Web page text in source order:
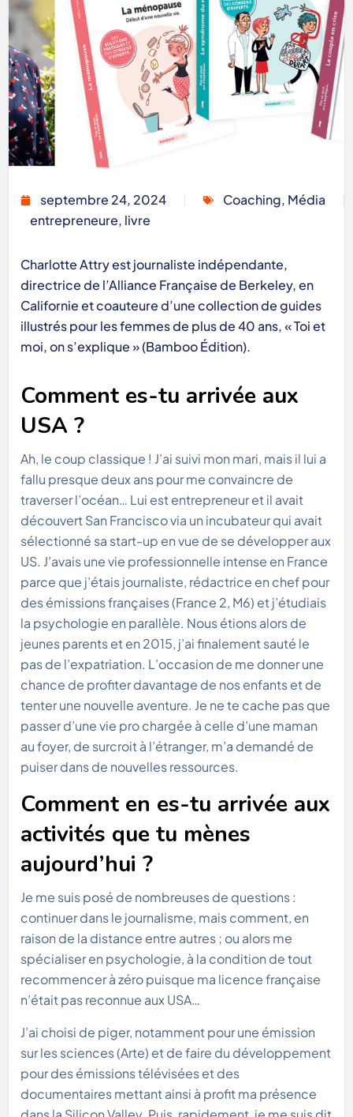
septembre 24, 2024 Coaching, Média
entrepreneure, livre
Charlotte Attry est journaliste indépendante,
directrice de l’Alliance Française de Berkeley, en
Californie et coauteure d’une collection de guides
illustrés pour les femmes de plus de 40 ans, « Toi et
moi, on s’explique » (Bamboo Édition).
Comment es-tu arrivée aux
USA ?
Ah, le coup classique ! J’ai suivi mon mari, mais il lui a
fallu presque deux ans pour me convaincre de
traverser l’océan… Lui est entrepreneur et il avait
découvert San Francisco via un incubateur qui avait
sélectionné sa start-up en vue de se développer aux
US. J’avais une vie professionnelle intense en France
parce que j’étais journaliste, rédactrice en chef pour
des émissions françaises (France 2, M6) et j’étudiais
la psychologie en parallèle. Nous étions alors de
jeunes parents et en 2015, j’ai finalement sauté le
pas de l’expatriation. L’occasion de me donner une
chance de profiter davantage de nos enfants et de
tenter une nouvelle aventure. Je ne te cache pas que
passer d’une vie pro chargée à celle d’une maman
au foyer, de surcroit à l’étranger, m’a demandé de
puiser dans de nouvelles ressources.
Comment en es-tu arrivée aux
activités que tu mènes
aujourd’hui ?
Je me suis posé de nombreuses de questions :
continuer dans le journalisme, mais comment, en
raison de la distance entre autres ; ou alors me
spécialiser en psychologie, à la condition de tout
recommencer à zéro puisque ma licence française
n’était pas reconnue aux USA…
J’ai choisi de piger, notamment pour une émission
sur les sciences (Arte) et de faire du développement
pour des émissions télévisées et des
documentaires mettant ainsi à profit ma présence